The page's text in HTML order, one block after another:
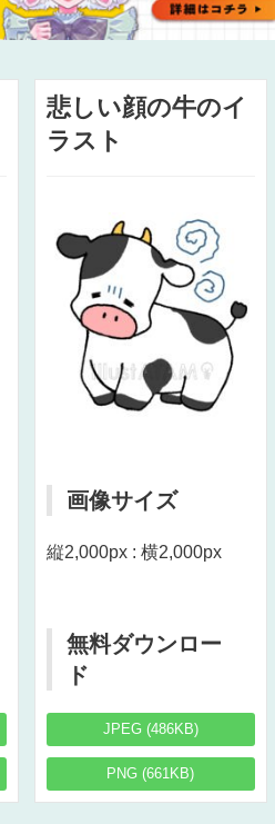
悲しい顔の牛のイ
ラスト
画像サイズ
縦2,000px : 横2,000px
無料ダウンロー
ド
JPEG (486KB)
PNG (661KB)